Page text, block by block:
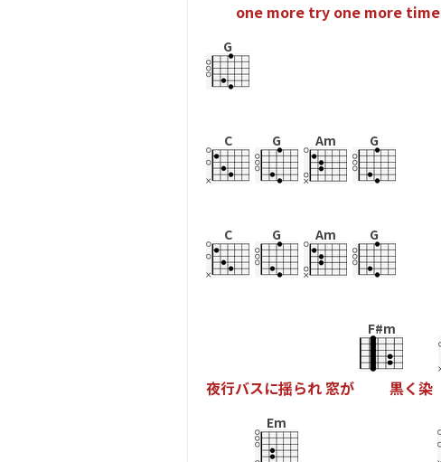
one more try one more time
G
C G Am G
C G Am G
夜行バスに揺られ窓が
F#m
黒く染
Em